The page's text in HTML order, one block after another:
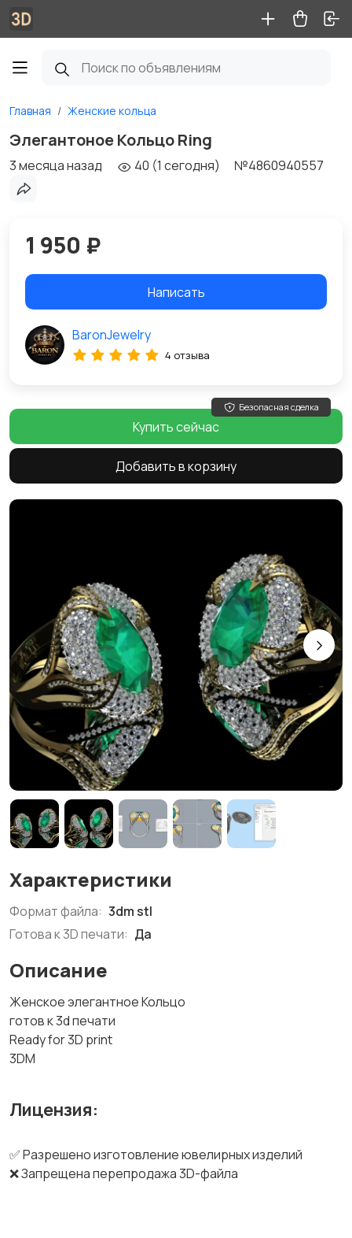
Главная Женские кольца
Элегантоное Кольцо Ring
3 месяца назад 40 (1 сегодня) №4860940557
Характеристики
Формат файла: 3dm stl
Готова к 3D печати: Да
Описание
Женское элегантное Кольцо
готов к 3d печати
Ready for 3D print
3DM
Лицензия:
✅ Разрешено изготовление ювелирных изделий
❌ Запрещена перепродажа 3D-файла
1 950 ₽
Написать
BaronJewelry
4 отзыва
Безопасная сделка
Купить сейчас
Добавить в корзину